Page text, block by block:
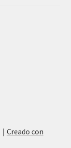
Creado con